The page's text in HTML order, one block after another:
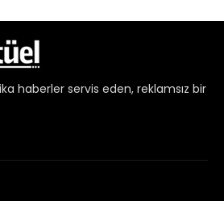
haberlerservis eden, reklamsız bir